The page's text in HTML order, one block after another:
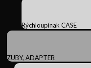
Rýchloupínak CASE
ZUBY, ADAPTER